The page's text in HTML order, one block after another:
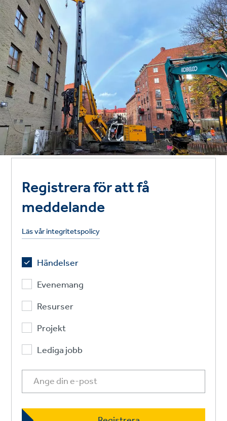
Registrera för att få
meddelande
Läs vår integritetspolicy
Händelser
Evenemang
Resurser
Projekt
Lediga jobb